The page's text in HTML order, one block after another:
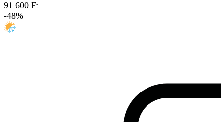
91 600 Ft
-48%